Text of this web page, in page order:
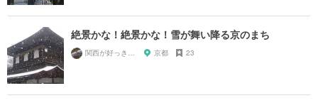
絶景かな！絶景かな！雪が舞い降る京のまち
関西が好っきゃねん 京都 23